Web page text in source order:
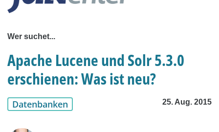
Wer suchet...
Apache Lucene und Solr 5.3.0
erschienen: Was ist neu?
Datenbanken 25. Aug. 2015